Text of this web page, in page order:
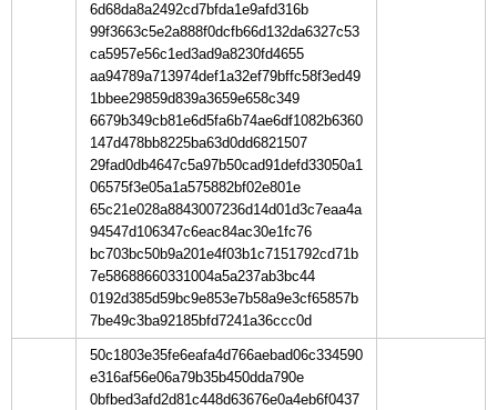
6d68da8a2492cd7bfda1e9afd316b
99f3663c5e2a888f0dcfb66d132da6327c53
ca5957e56c1ed3ad9a8230fd4655
aa94789a713974def1a32ef79bffc58f3ed49
1bbee29859d839a3659e658c349
6679b349cb81e6d5fa6b74ae6df1082b6360
147d478bb8225ba63d0dd6821507
29fad0db4647c5a97b50cad91defd33050a1
06575f3e05a1a575882bf02e801e
65c21e028a8843007236d14d01d3c7eaa4a
94547d106347c6eac84ac30e1fc76
bc703bc50b9a201e4f03b1c7151792cd71b
7e58688660331004a5a237ab3bc44
0192d385d59bc9e853e7b58a9e3cf65857b
7be49c3ba92185bfd7241a36ccc0d
50c1803e35fe6eafa4d766aebad06c334590
e316af56e06a79b35b450dda790e
0bfbed3afd2d81c448d63676e0a4eb6f0437